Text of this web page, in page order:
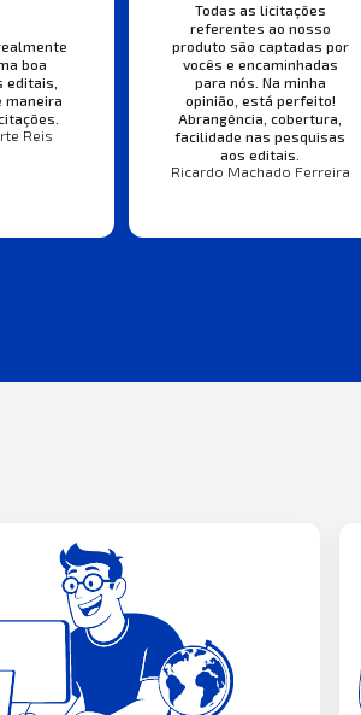
boa
editais,
maneira
Reis
Todas as licitações
referentes ao nosso
produto são captadas por
vocês e encaminhadas
para nós. Na minha
opinião, está perfeito!
Abrangência, cobertura,
facilidade nas pesquisas
aos editais.
Ricardo Machado Ferreira